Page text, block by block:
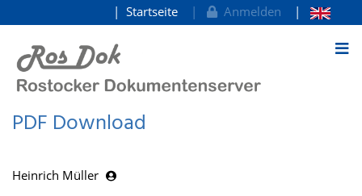
zum Inhalt
Startseite Anmelden
PDF Download
Heinrich Müller